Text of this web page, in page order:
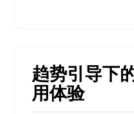
趋势引导下
用体验